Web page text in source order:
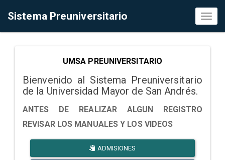
Sistema Preuniversitario
UMSA PREUNIVERSITARIO
Bienvenido al Sistema Preuniversitario
de la Universidad Mayor de San Andrés.
ANTES DE REALIZAR ALGUN REGISTRO
REVISAR LOS MANUALES Y LOS VIDEOS
ADMISIONES